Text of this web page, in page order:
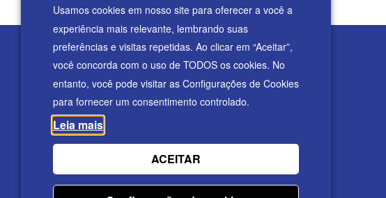
Escritorio
R. Adolfo Soares, Nº 58
Eng. Luciano Cavalcante
Fortaleza - Ceará - Brasil
Usamos cookies em nosso site para oferecer a você a
experiência mais relevante, lembrando suas
preferências e visitas repetidas. Ao clicar em “Aceitar”,
você concorda com o uso de TODOS os cookies. No
entanto, você pode visitar as Configurações de Cookies
para fornecer um consentimento controlado.
Leia mais
ACEITAR